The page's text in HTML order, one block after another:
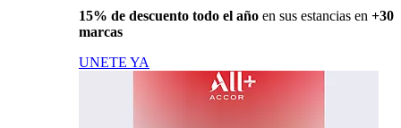
15% de descuento todo el año en sus estancias en +30
marcas
UNETE YA